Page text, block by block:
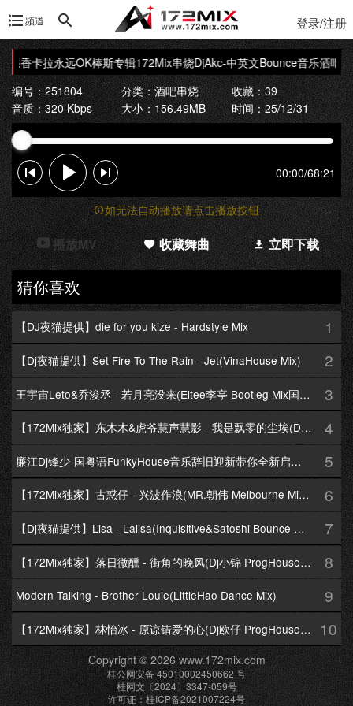
频道 登录/注册
香卡拉永远OK棒斯专辑172Mix串烧DjAkc-中英文Bounce音乐酒吧中
编号：251804
分类：酒吧串烧
收藏：39
音质：320 Kbps
大小：156.49MB 时间：25/12/31
00:00/68:21
如无法自动播放请点击播放按钮
播放MV 收藏舞曲 立即下载
猜你喜欢
【DJ夜猫提供】die for you kize - Hardstyle Mix 1
【Dj夜猫提供】Set Fire To The Rain - Jet(VinaHouse Mix) 2
王宇宙Leto&乔浚丞 - 若月亮没来(Eltee李亭 Bootleg Mix国语合唱) 3
【172Mix独家】东木木&虎爷慧声慧影 - 我是飘零的尘埃(Dj十三 Melbourne Mix国语男) 4
廉江Dj锋少-国粤语FunkyHouse音乐辞旧迎新带你全新启航跨年专辑172Mix串烧 5
【172Mix独家】古惑仔 - 兴波作浪(MR.朝伟 Melbourne Mix粤语男) 6
【Dj夜猫提供】Lisa - Lalisa(Inquisitive&Satoshi Bounce Mix) 7
【172Mix独家】落日微醺 - 街角的晚风(Dj小锦 ProgHouse Mix粤语女) 8
Modern Talking - Brother Louie(LittleHao Dance Mix) 9
【172Mix独家】林怡冰 - 原谅错爱的心(Dj欧仔 ProgHouse Mix粤语女) 10
Copyright © 2026 www.172mix.com
桂公网安备 45010002450662 号
桂网文〔2024〕3347-059号
许可证：桂ICP备2021007224号